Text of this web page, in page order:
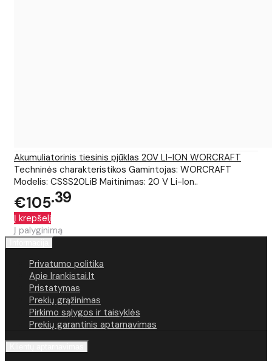
Akumuliatorinis tiesinis pjūklas 20V LI-ION WORCRAFT
Techninės charakteristikos Gamintojas: WORCRAFT
Modelis: CSSS20LiB Maitinimas: 20 V Li-Ion..
€105 39
Į krepšelį
Į palyginimą
Privatumo politika
Apie Irankistai.lt
Pristatymas
Prekių grąžinimas
Pirkimo sąlygos ir taisyklės
Prekių garantinis aptarnavimas